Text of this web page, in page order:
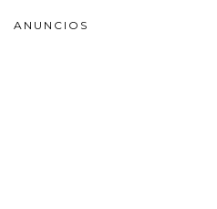
ANUNCIOS